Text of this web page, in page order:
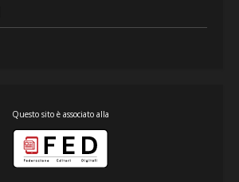
Questo sito è associato alla